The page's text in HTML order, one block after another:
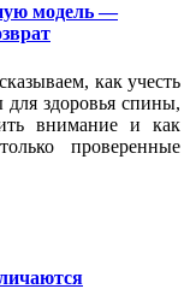
модель —
как учесть
для здоровья спины,
внимание и как
проверенные